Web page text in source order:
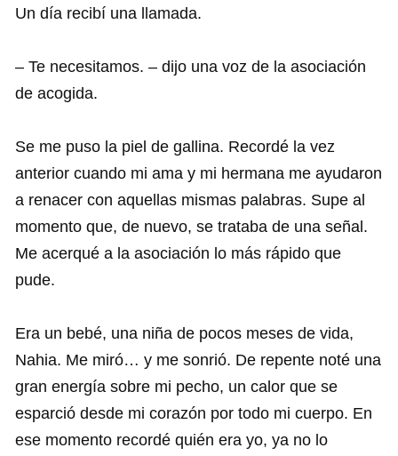
Un día recibí una llamada.
– Te necesitamos. – dijo una voz de la asociación
de acogida.
Se me puso la piel de gallina. Recordé la vez
anterior cuando mi ama y mi hermana me ayudaron
a renacer con aquellas mismas palabras. Supe al
momento que, de nuevo, se trataba de una señal.
Me acerqué a la asociación lo más rápido que
pude.
Era un bebé, una niña de pocos meses de vida,
Nahia. Me miró… y me sonrió. De repente noté una
gran energía sobre mi pecho, un calor que se
esparció desde mi corazón por todo mi cuerpo. En
ese momento recordé quién era yo, ya no lo